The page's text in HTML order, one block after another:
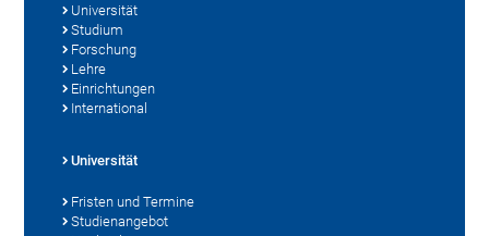
Universität
Studium
Forschung
Lehre
Einrichtungen
International
Universität
Fristen und Termine
Studienangebot